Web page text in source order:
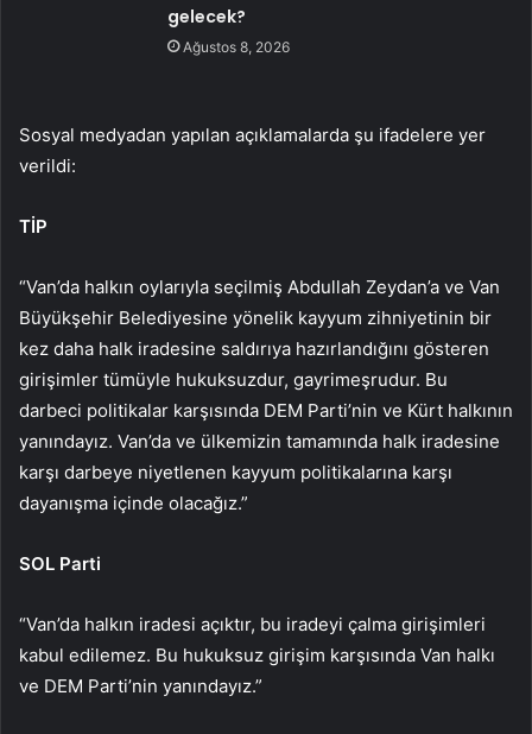
gelecek?
Ağustos 8, 2026
Sosyal medyadan yapılan açıklamalarda şu ifadelere yer
verildi:
TİP
“Van’da halkın oylarıyla seçilmiş Abdullah Zeydan’a ve Van
Büyükşehir Belediyesine yönelik kayyum zihniyetinin bir
kez daha halk iradesine saldırıya hazırlandığını gösteren
girişimler tümüyle hukuksuzdur, gayrimeşrudur. Bu
darbeci politikalar karşısında DEM Parti’nin ve Kürt halkının
yanındayız. Van’da ve ülkemizin tamamında halk iradesine
karşı darbeye niyetlenen kayyum politikalarına karşı
dayanışma içinde olacağız.”
SOL Parti
“Van’da halkın iradesi açıktır, bu iradeyi çalma girişimleri
kabul edilemez. Bu hukuksuz girişim karşısında Van halkı
ve DEM Parti’nin yanındayız.”